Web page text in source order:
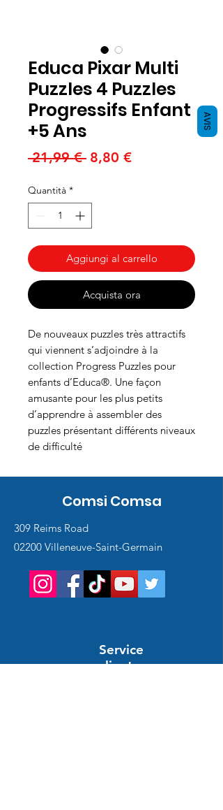
Educa Pixar Multi
Puzzles 4 Puzzles
Progressifs Enfant
+5 Ans
21,99 € Prezzo
8,80 €Prezzo
Quantità *
Aggiungi al carrello
Acquista ora
De nouveaux puzzles très attractifs
qui viennent s’adjoindre à la
collection Progress Puzzles pour
enfants d’Educa®. Une façon
amusante pour les plus petits
d’apprendre à assembler des
puzzles présentant différents niveaux
de difficulté
Comsi Comsa
309 Reims Road
02200 Villeneuve-Saint-Germain
Service
client
AVIS